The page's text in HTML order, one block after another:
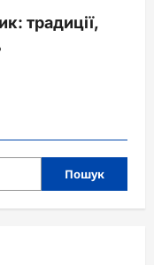
традиції,
Пошук